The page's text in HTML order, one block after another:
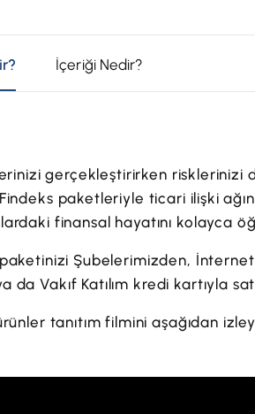
İçeriği Nedir?
gerçekleştirirken risklerinizi
paketleriyle ticari ilişki
finansal hayatını kolayca
Şubelerimizden,
da Vakıf Katılım kredi kartıyla
tanıtım filmini aşağıdan